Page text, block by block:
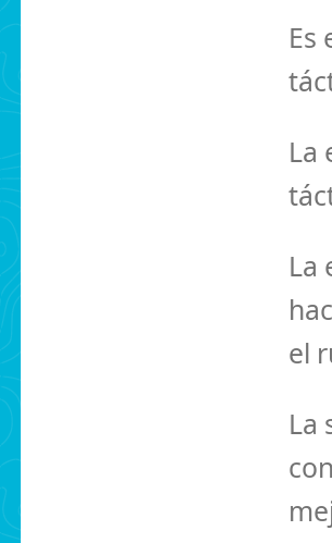
Es
La
La
el
La